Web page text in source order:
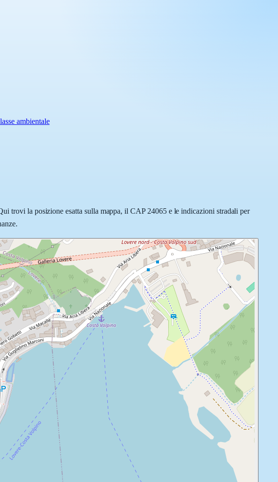
ambientale
trovi la posizione esatta sulla mappa, il CAP 24065 e le indicazioni stradali per